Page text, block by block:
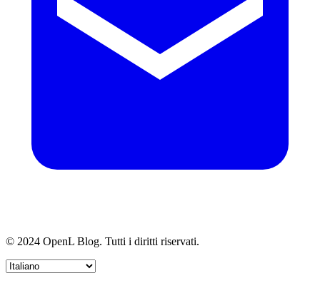
© 2024 OpenL Blog. Tutti i diritti riservati.